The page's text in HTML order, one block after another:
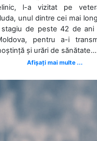
l-a vizitat pe
unul dintre cei mai
de peste 42 de ani
pentru a-i
și urări de
Afișați mai multe ...